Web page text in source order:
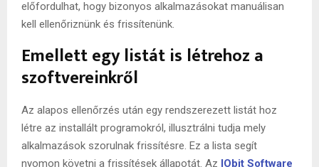
előfordulhat, hogy bizonyos alkalmazásokat manuálisan
kell ellenőriznünk és frissítenünk.
Emellett egy listát is létrehoz a
szoftvereinkről
Az alapos ellenőrzés után egy rendszerezett listát hoz
létre az installált programokról, illusztrálni tudja mely
alkalmazások szorulnak frissítésre. Ez a lista segít
nyomon követni a frissítések állapotát. Az IObit Software